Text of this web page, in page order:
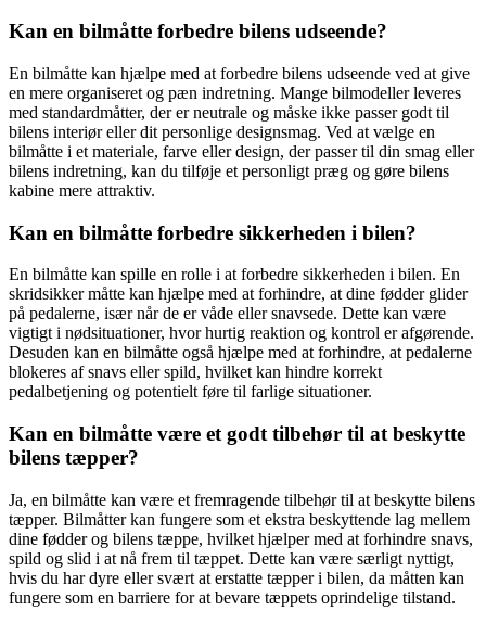
Kan en bilmåtte forbedre bilens udseende?
En bilmåtte kan hjælpe med at forbedre bilens udseende ved at give
en mere organiseret og pæn indretning. Mange bilmodeller leveres
med standardmåtter, der er neutrale og måske ikke passer godt til
bilens interiør eller dit personlige designsmag. Ved at vælge en
bilmåtte i et materiale, farve eller design, der passer til din smag eller
bilens indretning, kan du tilføje et personligt præg og gøre bilens
kabine mere attraktiv.
Kan en bilmåtte forbedre sikkerheden i bilen?
En bilmåtte kan spille en rolle i at forbedre sikkerheden i bilen. En
skridsikker måtte kan hjælpe med at forhindre, at dine fødder glider
på pedalerne, især når de er våde eller snavsede. Dette kan være
vigtigt i nødsituationer, hvor hurtig reaktion og kontrol er afgørende.
Desuden kan en bilmåtte også hjælpe med at forhindre, at pedalerne
blokeres af snavs eller spild, hvilket kan hindre korrekt
pedalbetjening og potentielt føre til farlige situationer.
Kan en bilmåtte være et godt tilbehør til at beskytte
bilens tæpper?
Ja, en bilmåtte kan være et fremragende tilbehør til at beskytte bilens
tæpper. Bilmåtter kan fungere som et ekstra beskyttende lag mellem
dine fødder og bilens tæppe, hvilket hjælper med at forhindre snavs,
spild og slid i at nå frem til tæppet. Dette kan være særligt nyttigt,
hvis du har dyre eller svært at erstatte tæpper i bilen, da måtten kan
fungere som en barriere for at bevare tæppets oprindelige tilstand.